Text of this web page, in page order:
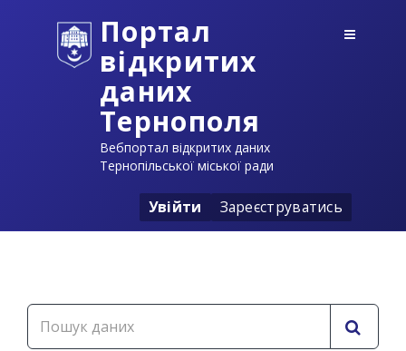
Портал
відкритих
даних
Тернополя
Вебпортал відкритих даних
Тернопільської міської ради
Увійти Зареєструватись